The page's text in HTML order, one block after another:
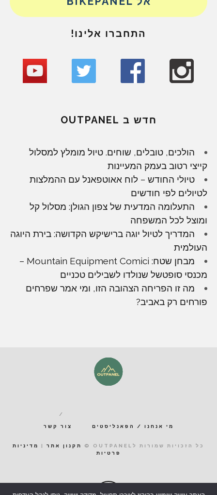
התחברו אלינו!
חדש ב OUTPANEL
הולכים, טובלים, שוחים. טיול מומלץ למסלול
קייצי רטוב בעמק המעיינות
טיולי החודש – לוח אאוטפאנל עם ההמלצות
לטיולים לפי חודשים
התעלומה המדעית של צפון הגולן: מסלול קל
ומוצל לכל המשפחה
המדריך לטיול יוגה ברישיקש הקדושה: בירת היוגה
העולמית
מבחן שטח: Mountain Equipment Comici –
מכנסי סופטשל שנולדו לשבילים טכניים
מה זו הפריחה הצהובה הזו, ומי אמר שפרחים
פורחים רק באביב?
מי אנחנו / הפאנליסטים צור קשר
כל הזכויות שמורות לOUTPANEL © תקנון אתר |
מדיניות
פרטיות